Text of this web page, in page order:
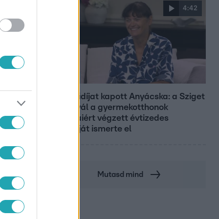
4:42
Életműdíjat kapott Anyácska: a Sziget
Fesztivál a gyermekotthonok
fiataljaiért végzett évtizedes
munkáját ismerte el
Mutasd mind